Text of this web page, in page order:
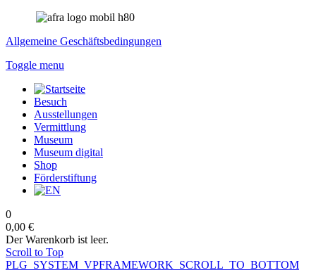
Allgemeine Geschäftsbedingungen
Toggle menu
Besuch
Ausstellungen
Vermittlung
Museum
Museum digital
Shop
Förderstiftung
0
0,00 €
Der Warenkorb ist leer.
Scroll to Top
PLG_SYSTEM_VPFRAMEWORK_SCROLL_TO_BOTTOM